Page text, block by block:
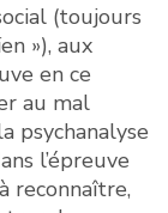
(toujours
»), aux
en ce
au mal
psychanalyse
l’épreuve
reconnaître,